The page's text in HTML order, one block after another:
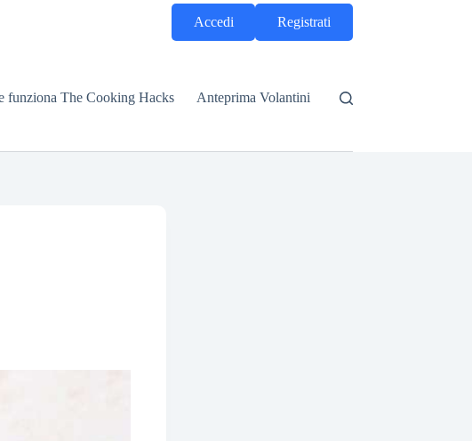
Accedi Registrati
funziona The Cooking Hacks Anteprima Volantini